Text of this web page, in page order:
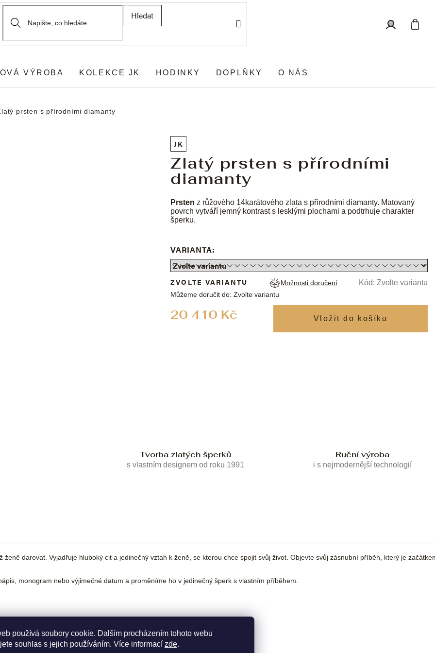
používá soubory cookie. Dalším procházením tohoto webu
souhlas s jejich používáním. Více informací zde.
Hledat
VÝROBA KOLEKCE JK HODINKY DOPLŇKY O NÁS
prsten s přírodními diamanty
JK
Zlatý prsten s přírodními
diamanty
Prsten z růžového 14karátového zlata s přírodními diamanty. Matovaný
povrch vytváří jemný kontrast s lesklými plochami a podtrhuje charakter
šperku.
VARIANTA:
20 410 Kč
ZVOLTE VARIANTU
Můžeme doručit do: Zvolte variantu
Možnosti doručení Kód: Zvolte variantu
Tvorba zlatých šperků
s vlastním designem od roku 1991
Ruční výroba
i s nejmodernější technologií
darovat. Vyjadřuje hluboký cit a jedinečný vztah k ženě, se kterou chce spojit svůj život. Objevte svůj zásnubní příběh, který je
monogram nebo výjimečné datum a proměníme ho v jedinečný šperk s vlastním příběhem.